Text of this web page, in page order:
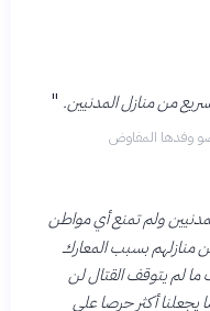
من منازل المدنيين. "
وفدها المفاوض
ولم تمنع أي مواطن
منازلهم بسبب المعارك
لم يتوقف القتال لن
يجعلنا أكثر حرصا على